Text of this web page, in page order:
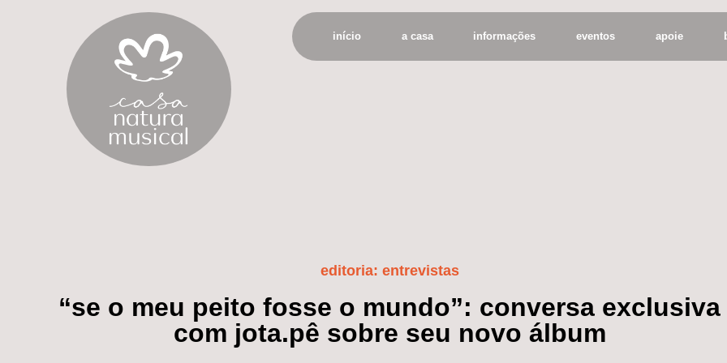
início a casa informações eventos apoie
editoria: entrevistas
“se o meu peito fosse o mundo”: conversa exclusiva
com jota.pê sobre seu novo álbum